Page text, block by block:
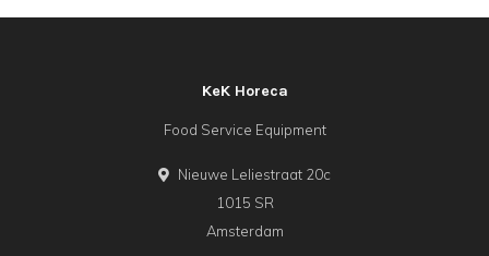
KeK Horeca
Food Service Equipment
Nieuwe Leliestraat 20c
1015 SR
Amsterdam